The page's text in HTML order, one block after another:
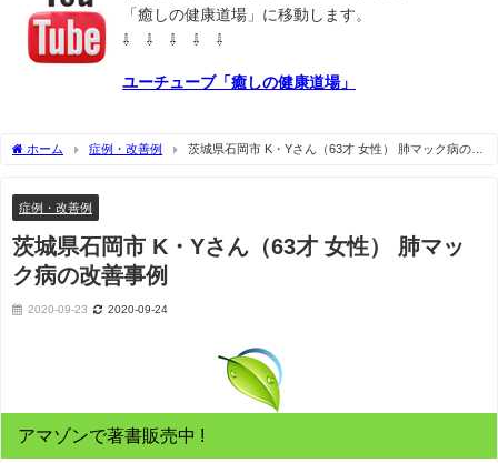
「癒しの健康道場」に移動します。
⇩ ⇩ ⇩ ⇩ ⇩
ユーチューブ「癒しの健康道場」
ホーム 症例・改善例
茨城県石岡市 K・Yさん（63才 女性） 肺マック病の改
症例・改善例
茨城県石岡市 K・Yさん（63才 女性） 肺マッ
ク病の改善事例
2020-09-23 2020-09-24
アマゾンで著書販売中 !